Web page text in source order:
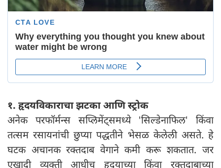
१. हृदयविकाराचा झटका आणि स्ट्रोक
अनेक परफॉर्मन्स सप्लिमेंट्समध्ये 'सिल्डेनाफिल' किंवा
तत्सम रसायनांची छुप्या पद्धतीने भेसळ केलेली असते. हे
घटक अचानक रक्तदाब वेगाने कमी करू शकतात. जर
एखादी व्यक्ती आधीच हृदयाच्या किंवा रक्तदाबाच्या